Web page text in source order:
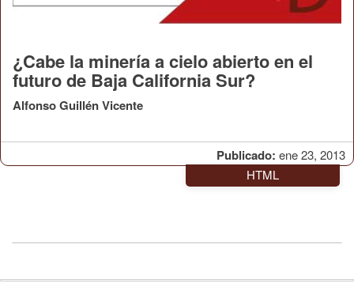
Publicado: ene 23, 2013
¿Cabe la minería a cielo abierto en el
futuro de Baja California Sur?
Alfonso Guillén Vicente
HTML